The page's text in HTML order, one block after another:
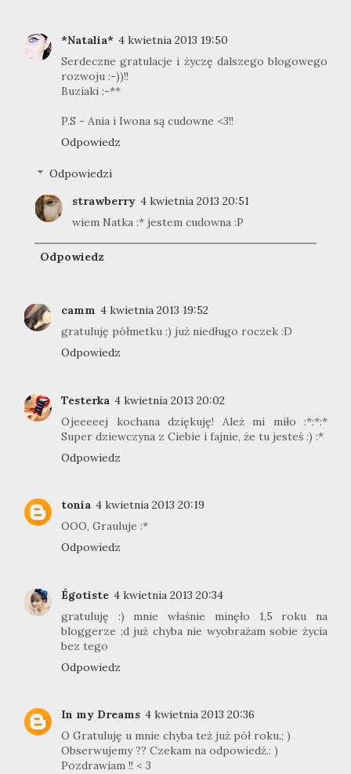
*Natalia* 4 kwietnia 2013 19:50
Serdeczne gratulacje i życzę dalszego blogowego
rozwoju :-))!!
Buziaki :-**
P.S - Ania i Iwona są cudowne <3!!
Odpowiedz
Odpowiedzi
strawberry 4 kwietnia 2013 20:51
wiem Natka :* jestem cudowna :P
Odpowiedz
camm 4 kwietnia 2013 19:52
gratuluję półmetku :) już niedługo roczek :D
Odpowiedz
Testerka 4 kwietnia 2013 20:02
Ojeeeeej kochana dziękuję! Ależ mi miło :*:*:*
Super dziewczyna z Ciebie i fajnie, że tu jesteś :) :*
Odpowiedz
tonia 4 kwietnia 2013 20:19
OOO, Grauluje :*
Odpowiedz
Égotiste 4 kwietnia 2013 20:34
gratuluję :) mnie właśnie minęło 1,5 roku na
bloggerze ;d już chyba nie wyobrażam sobie życia
bez tego
Odpowiedz
In my Dreams 4 kwietnia 2013 20:36
O Gratuluję u mnie chyba też już pół roku.; )
Obserwujemy ?? Czekam na odpowiedź.: )
Pozdrawiam !! < 3